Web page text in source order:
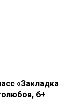
«Закладка
6+